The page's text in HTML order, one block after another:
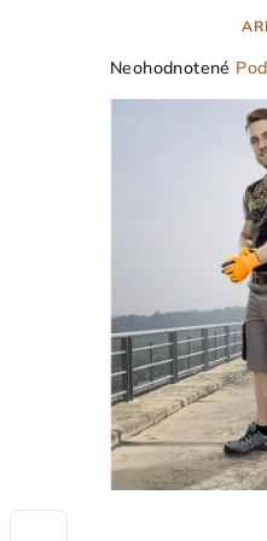
Priemerné
Neohodnotené